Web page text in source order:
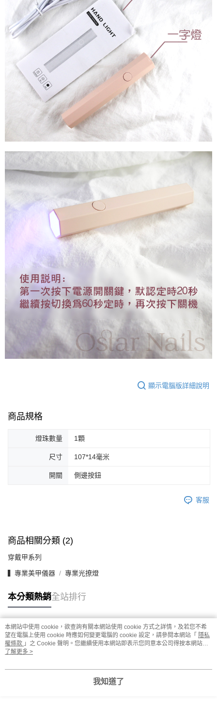
顯示電腦版詳細說明
商品規格
燈珠數量 1顆
尺寸 107*14毫米
開關 側邊按鈕
客服
商品相關分類 (2)
穿戴甲系列
▍專業美甲儀器 專業光撩燈
本分類熱銷全站排行
熱門標籤
本網站中使用 cookie，欲查詢有關本網站使用 cookie 方式之詳情，及若您不希
望在電腦上使用 cookie 時應如何變更電腦的 cookie 設定，請參閱本網站「 隱私
權條款 」之 Cookie 聲明。您繼續使用本網站即表示您同意本公司得按本網站使
用條款之 Cookie 聲明使用 cookie。
了解更多 >
我知道了